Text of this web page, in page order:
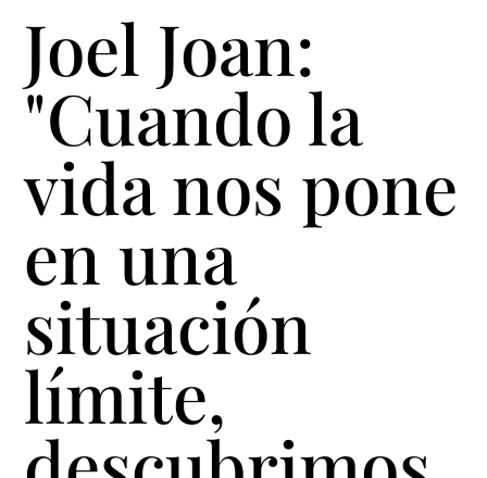
Joel Joan:
"Cuando la
vida nos pone
en una
situación
límite,